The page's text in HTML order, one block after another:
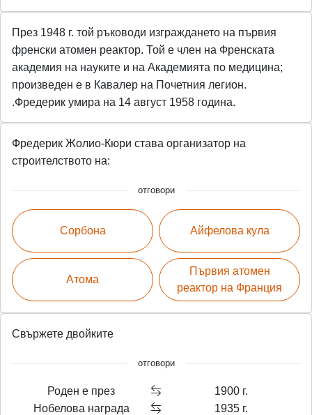
През 1948 г. той ръководи изграждането на първия
френски атомен реактор. Той е член на Френската
академия на науките и на Академията по медицина;
произведен е в Кавалер на Почетния легион.
.Фредерик умира на 14 август 1958 година.
Фредерик Жолио-Кюри става организатор на
строителството на:
отговори
Сорбона
Атома
Айфелова кула
Първия атомен
реактор на Франция
Свържете двойките
отговори
Роден е през
1900 г.
Нобелова награда
1935 г.